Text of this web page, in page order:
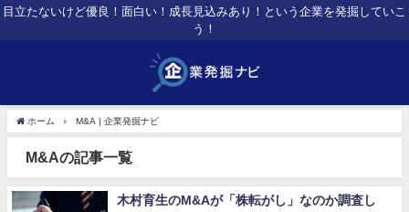
目立たないけど優良！面白い！成長見込みあり！という企業を発掘していこ
う！
ホーム M&A | 企業発掘ナビ
M&Aの記事一覧
木村育生のM&Aが「株転がし」なのか調査し